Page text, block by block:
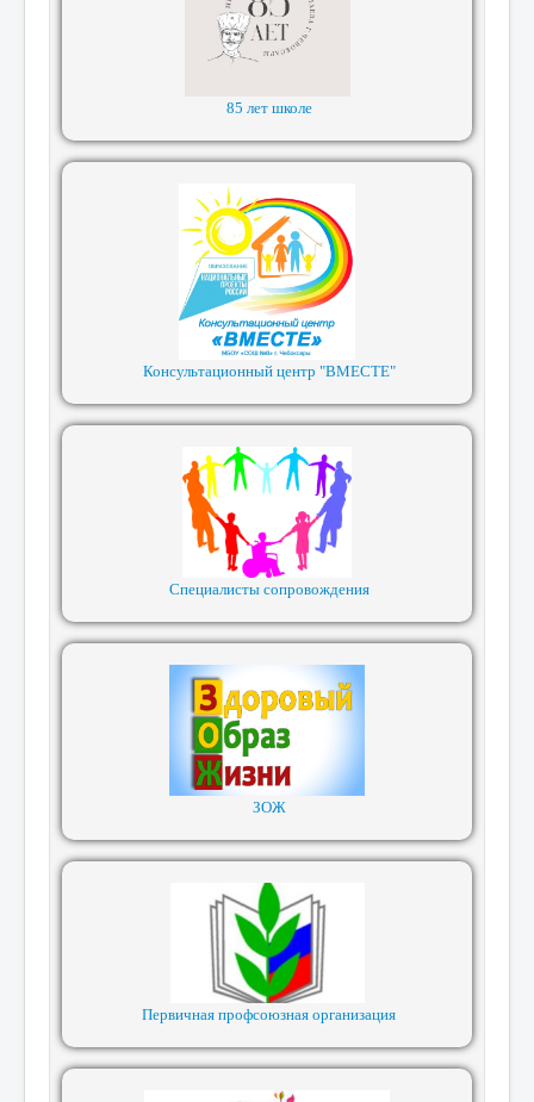
85 лет школе
Консультационный центр "ВМЕСТЕ"
Специалисты сопровождения
ЗОЖ
Первичная профсоюзная организация